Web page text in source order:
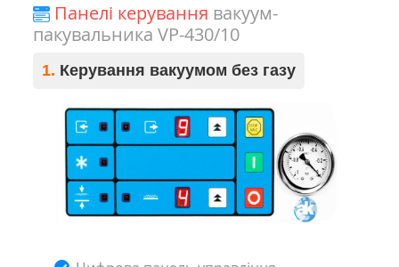
Панелі керування вакуум-
пакувальника VP-430/10
1. Керування вакуумом без газу